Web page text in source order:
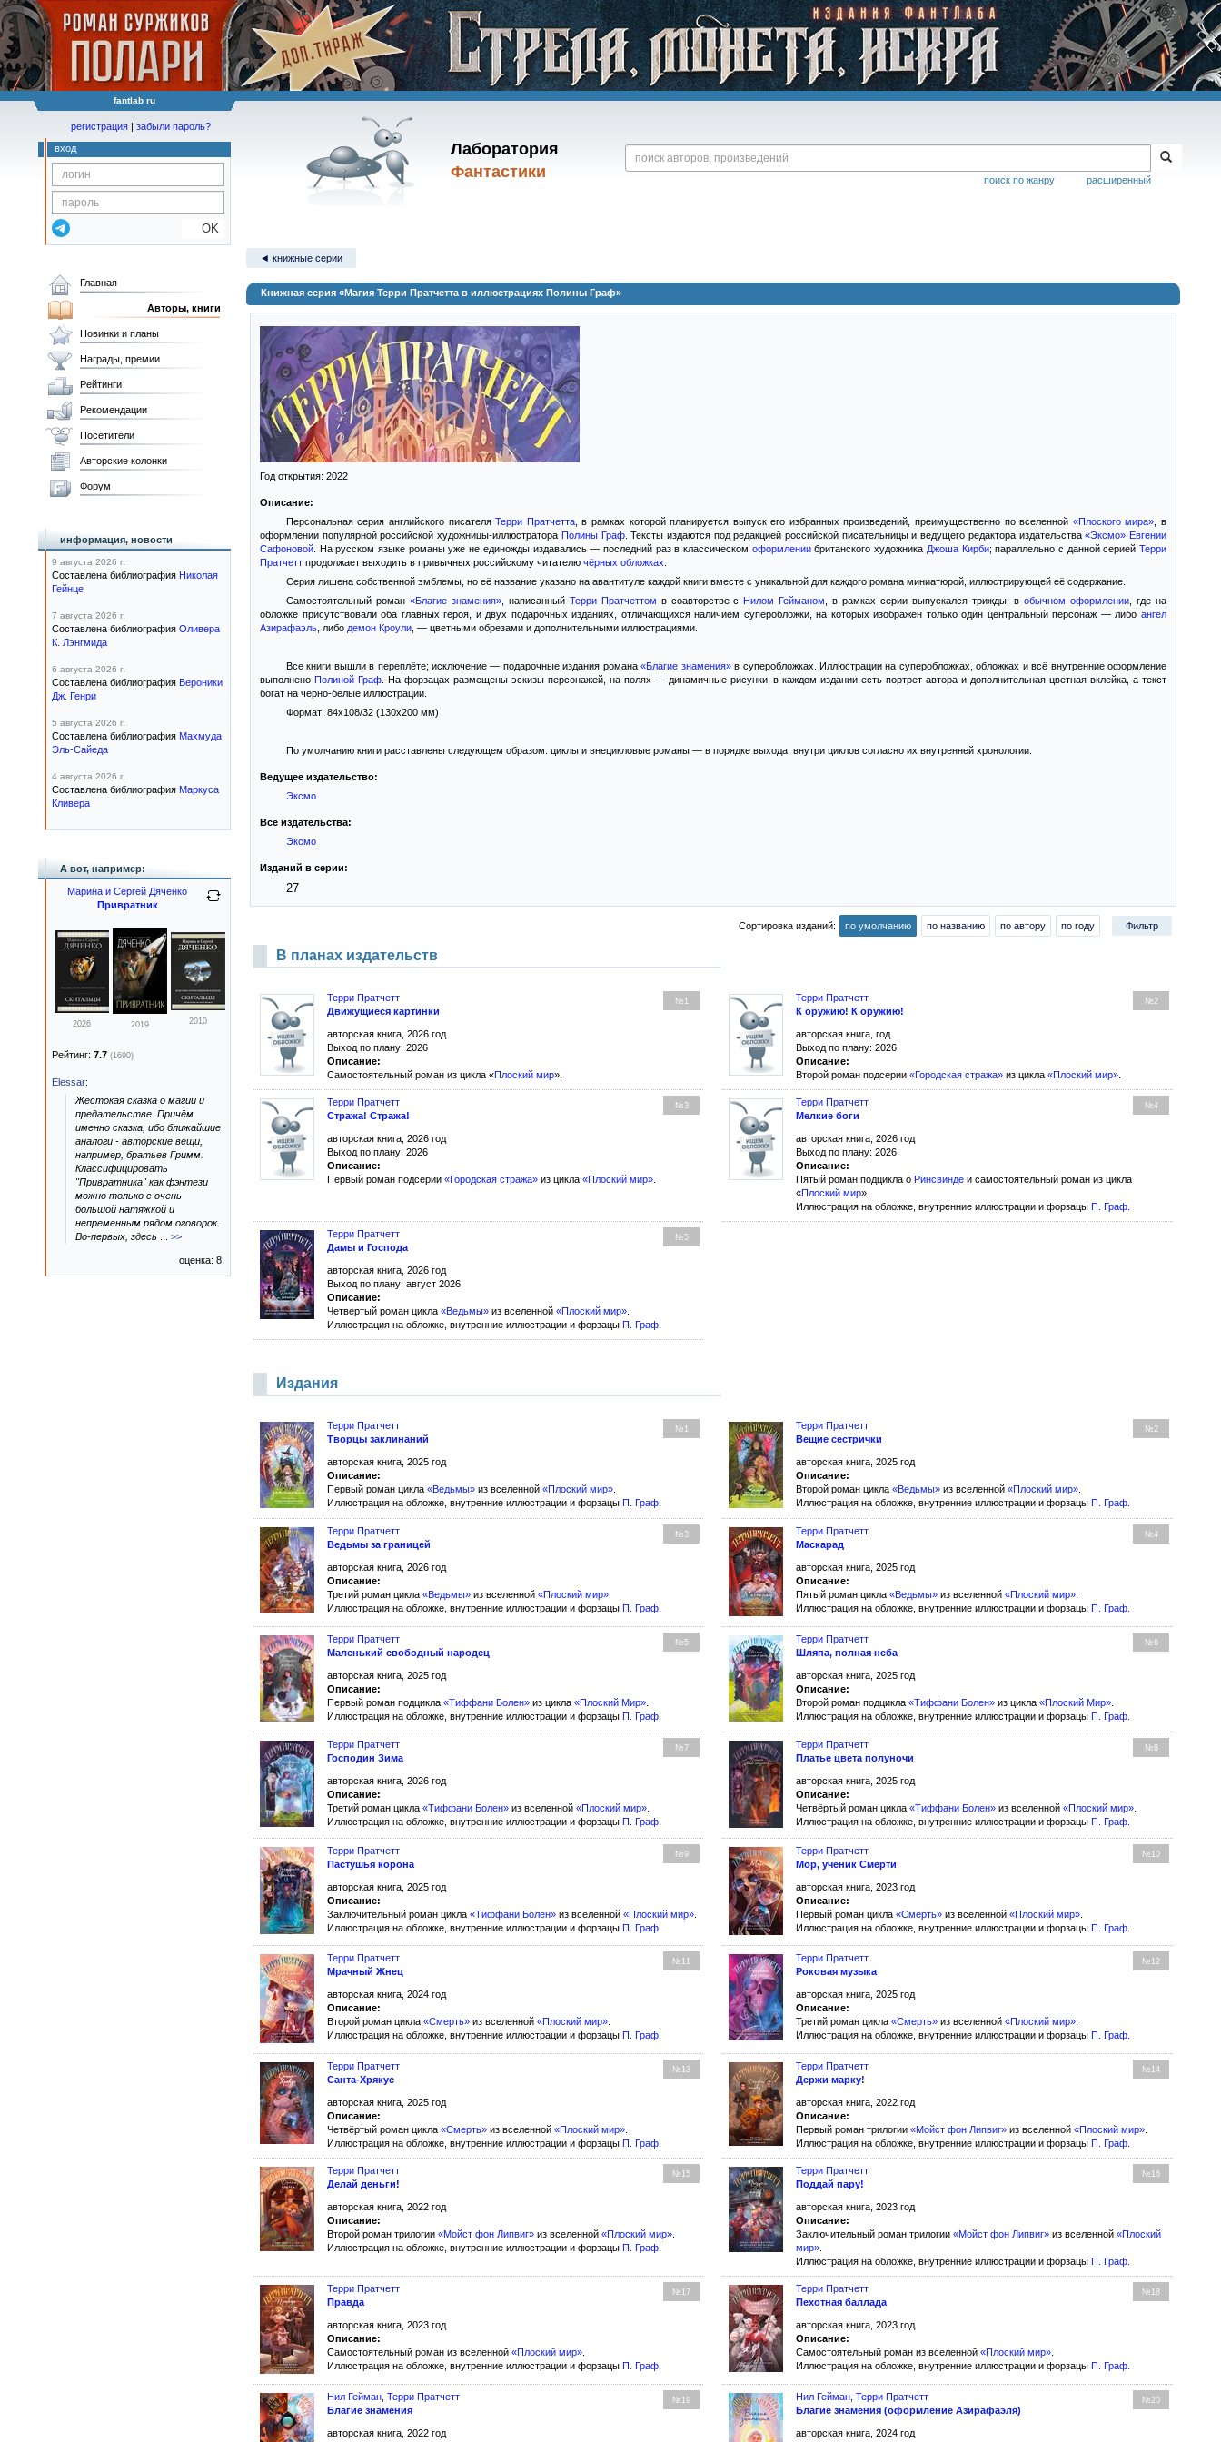
fantlab ru
Лаборатория
Фантастики
расширенный
поиск по жанру
регистрация | забыли пароль?
вход
OK
◄ книжные серии
Книжная серия «Магия Терри Пратчетта в иллюстрациях Полины Граф»
Год открытия: 2022
Описание:
Персональная серия английского писателяТерри Пратчетта, в рамках которой планируется выпуск его избранных произведений, преимущественно по вселенной «Плоского мира» , в
оформлении популярной российской художницы-иллюстратора Полины Граф. Тексты издаются под редакцией российской писательницы и ведущего редактора издательства«Эксмо» Евгении
Сафоновой . На русском языке романы уже не единожды издавались — последний раз в классическом оформлениибританского художника Джоша Кирби; параллельно с данной сериейТерри
Пратчетт продолжает выходить в привычных российскому читателю чёрных обложках
Серия лишена собственной эмблемы, но её название указано на авантитуле каждой книги вместе с уникальной для каждого романа миниатюрой, иллюстрирующей её содержание.
Самостоятельный роман «Благие знамения», написанный Терри Пратчеттом в соавторстве с Нилом Гейманом , в рамках серии выпускался трижды: вобычном оформлении , где на
обложке присутствовали оба главных героя, и двух подарочных изданиях, отличающихся наличием суперобложки, на которых изображен только один центральный персонаж — либо ангел
Азирафаэль , либо демон Кроули , — цветными обрезами и дополнительными иллюстрациями.
Все книги вышли в переплёте; исключение — подарочные издания романа«Благие знамения»в суперобложках. Иллюстрации на суперобложках, обложках и всё внутренние оформление
выполнено Полиной Граф. На форзацах размещены эскизы персонажей, на полях — динамичные рисунки; в каждом издании есть портрет автора и дополнительная цветная вклейка, а текст
богат на черно-белые иллюстрации.
Формат: 84x108/32 (130x200 мм)
По умолчанию книги расставлены следующем образом: циклы и внецикловые романы — в порядке выхода; внутри циклов согласно их внутренней хронологии.
Ведущее издательство:
Эксмо
Все издательства:
Эксмо
Изданий в серии:
27
Сортировка изданий: по умолчанию по названию по автору по году Фильтр
В планах издательств
Терри Пратчетт №1
Движущиеся картинки
авторская книга, 2026 год
Выход по плану: 2026
Описание:
Самостоятельный роман из цикла «Плоский мир».
Терри Пратчетт №2
К оружию! К оружию!
авторская книга, год
Выход по плану: 2026
Описание:
Второй роман подсерии «Городская стража» из цикла «Плоский мир»
Терри Пратчетт №3
Стража! Стража!
авторская книга, 2026 год
Выход по плану: 2026
Описание:
Первый роман подсерии «Городская стража» из цикла «Плоский мир»
Терри Пратчетт №4
Мелкие боги
авторская книга, 2026 год
Выход по плану: 2026
Описание:
Пятый роман подцикла о Ринсвинде и самостоятельный роман из цикла
«Плоский мир».
Иллюстрация на обложке, внутренние иллюстрации и форзацы П. Граф
Терри Пратчетт №5
Дамы и Господа
авторская книга, 2026 год
Выход по плану: август 2026
Описание:
Четвертый роман цикла «Ведьмы» из вселенной «Плоский мир»
Иллюстрация на обложке, внутренние иллюстрации и форзацы П. Граф
Издания
Терри Пратчетт №1
Творцы заклинаний
авторская книга, 2025 год
Описание:
Первый роман цикла «Ведьмы» из вселенной «Плоский мир»
Иллюстрация на обложке, внутренние иллюстрации и форзацы П. Граф
Терри Пратчетт №2
Вещие сестрички
авторская книга, 2025 год
Описание:
Второй роман цикла «Ведьмы» из вселенной «Плоский мир»
Иллюстрация на обложке, внутренние иллюстрации и форзацы П. Граф
Терри Пратчетт №3
Ведьмы за границей
авторская книга, 2026 год
Описание:
Третий роман цикла «Ведьмы» из вселенной «Плоский мир»
Иллюстрация на обложке, внутренние иллюстрации и форзацы П. Граф
Терри Пратчетт №4
Маскарад
авторская книга, 2025 год
Описание:
Пятый роман цикла «Ведьмы» из вселенной «Плоский мир»
Иллюстрация на обложке, внутренние иллюстрации и форзацы П. Граф
Терри Пратчетт №5
Маленький свободный народец
авторская книга, 2025 год
Описание:
Первый роман подцикла «Тиффани Болен» из цикла «Плоский Мир»
Иллюстрация на обложке, внутренние иллюстрации и форзацы П. Граф
Терри Пратчетт №6
Шляпа, полная неба
авторская книга, 2025 год
Описание:
Второй роман подцикла «Тиффани Болен» из цикла «Плоский Мир»
Иллюстрация на обложке, внутренние иллюстрации и форзацы П. Граф
Терри Пратчетт №7
Господин Зима
авторская книга, 2026 год
Описание:
Третий роман цикла «Тиффани Болен» из вселенной «Плоский мир»
Иллюстрация на обложке, внутренние иллюстрации и форзацы П. Граф
Терри Пратчетт №8
Платье цвета полуночи
авторская книга, 2025 год
Описание:
Четвёртый роман цикла «Тиффани Болен» из вселенной «Плоский мир»
Иллюстрация на обложке, внутренние иллюстрации и форзацы П. Граф
Терри Пратчетт №9
Пастушья корона
авторская книга, 2025 год
Описание:
Заключительный роман цикла «Тиффани Болен» из вселенной «Плоский мир»
Иллюстрация на обложке, внутренние иллюстрации и форзацы П. Граф
Терри Пратчетт №10
Мор, ученик Смерти
авторская книга, 2023 год
Описание:
Первый роман цикла «Смерть» из вселенной «Плоский мир»
Иллюстрация на обложке, внутренние иллюстрации и форзацы П. Граф
Терри Пратчетт №11
Мрачный Жнец
авторская книга, 2024 год
Описание:
Второй роман цикла «Смерть» из вселенной «Плоский мир»
Иллюстрация на обложке, внутренние иллюстрации и форзацы П. Граф
Терри Пратчетт №12
Роковая музыка
авторская книга, 2025 год
Описание:
Третий роман цикла «Смерть» из вселенной «Плоский мир»
Иллюстрация на обложке, внутренние иллюстрации и форзацы П. Граф
Терри Пратчетт №13
Санта-Хрякус
авторская книга, 2025 год
Описание:
Четвёртый роман цикла «Смерть» из вселенной «Плоский мир»
Иллюстрация на обложке, внутренние иллюстрации и форзацы П. Граф
Терри Пратчетт №14
Держи марку!
авторская книга, 2022 год
Описание:
Первый роман трилогии «Мойст фон Липвиг» из вселенной «Плоский мир»
Иллюстрация на обложке, внутренние иллюстрации и форзацы П. Граф
Терри Пратчетт №15
Делай деньги!
авторская книга, 2022 год
Описание:
Второй роман трилогии «Мойст фон Липвиг» из вселенной «Плоский мир»
Иллюстрация на обложке, внутренние иллюстрации и форзацы П. Граф
Терри Пратчетт №16
Поддай пару!
авторская книга, 2023 год
Описание:
Заключительный роман трилогии «Мойст фон Липвиг» из вселенной «Плоский
мир»
Иллюстрация на обложке, внутренние иллюстрации и форзацы П. Граф
Терри Пратчетт №17
Правда
авторская книга, 2023 год
Описание:
Самостоятельный роман из вселенной «Плоский мир»
Иллюстрация на обложке, внутренние иллюстрации и форзацы П. Граф
Терри Пратчетт №18
Пехотная баллада
авторская книга, 2023 год
Описание:
Самостоятельный роман из вселенной «Плоский мир»
Иллюстрация на обложке, внутренние иллюстрации и форзацы П. Граф
Нил Гейман Терри Пратчетт №19
Благие знамения
авторская книга, 2022 год
Нил Гейман Терри Пратчетт №20
Благие знамения (оформление Азирафаэля)
авторская книга, 2024 год
Главная
Авторы, книги
Новинки и планы
Награды, премии
Рейтинги
Рекомендации
Посетители
Авторские колонки
Форум
информация, новости
9 августа 2026 г.
Составлена библиография Николая
Гейнце
7 августа 2026 г.
Составлена библиография Оливера
К. Лэнгмида
6 августа 2026 г.
Составлена библиография Вероники
Дж. Генри
5 августа 2026 г.
Составлена библиография Махмуда
Эль-Сайеда
4 августа 2026 г.
Составлена библиография Маркуса
Кливера
А вот, например:
Марина и Сергей Дяченко
Привратник
2026 2019 2010
Рейтинг: 7.7 (1690)
Elessar:
Жестокая сказка о магии и
предательстве. Причём
именно сказка, ибо ближайшие
аналоги - авторские вещи,
например, братьев Гримм.
Классифицировать
"Привратника" как фэнтези
можно только с очень
большой натяжкой и
непременным рядом оговорок.
Во-первых, здесь
>>
оценка: 8